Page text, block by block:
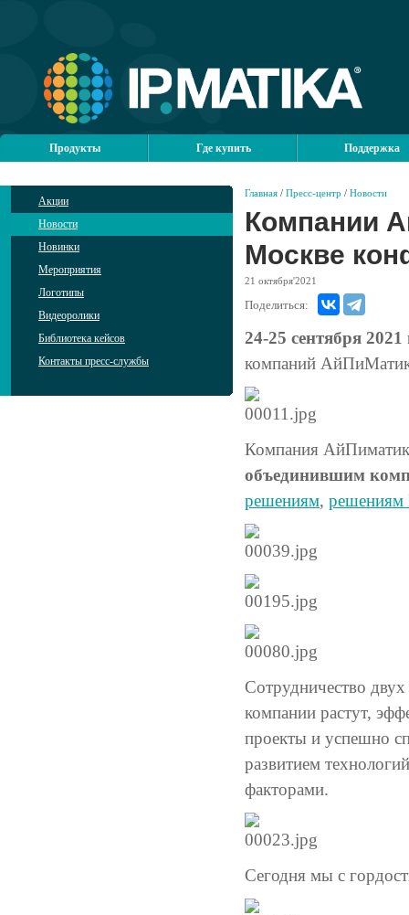
Продукты Где купить Поддержка
Акции
Новости
Новинки
Мероприятия
Логотипы
Видеоролики
Библиотека кейсов
Контакты пресс-службы
Главная / Пресс-центр / Новости
Компании
Москве
21 октября'2021
Поделиться:
24-25 сентября 2021
компаний
Компания
объединившим
решениям, решениям
Сотрудничество
компании растут,
проекты и успешно
развитием
факторами.
Сегодня мы с